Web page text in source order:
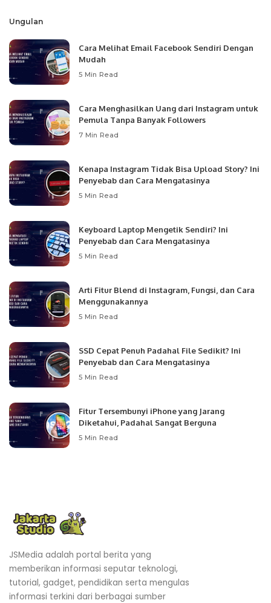
Ungulan
Cara Melihat Email Facebook Sendiri Dengan
Mudah
5 Min Read
Cara Menghasilkan Uang dari Instagram untuk
Pemula Tanpa Banyak Followers
7 Min Read
Kenapa Instagram Tidak Bisa Upload Story? Ini
Penyebab dan Cara Mengatasinya
5 Min Read
Keyboard Laptop Mengetik Sendiri? Ini
Penyebab dan Cara Mengatasinya
5 Min Read
Arti Fitur Blend di Instagram, Fungsi, dan Cara
Menggunakannya
5 Min Read
SSD Cepat Penuh Padahal File Sedikit? Ini
Penyebab dan Cara Mengatasinya
5 Min Read
Fitur Tersembunyi iPhone yang Jarang
Diketahui, Padahal Sangat Berguna
5 Min Read
JSMedia adalah portal berita yang
memberikan informasi seputar teknologi,
tutorial, gadget, pendidikan serta mengulas
informasi terkini dari berbagai sumber